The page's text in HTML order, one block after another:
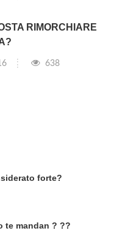
RIMORCHIARE
638
forte?
te mandan ? ??